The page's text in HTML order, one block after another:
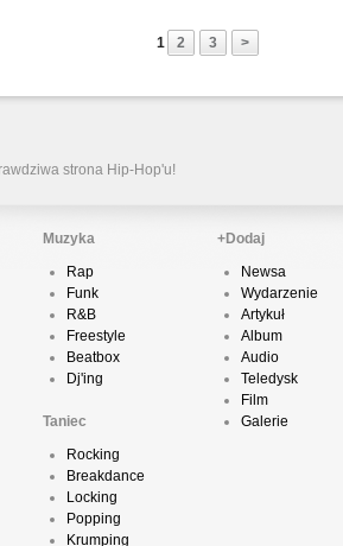
1 2 3 >
strona Hip-Hop'u!
Muzyka
Rap
Funk
R&B
Freestyle
Beatbox
Dj'ing
Taniec
Rocking
Breakdance
Locking
Popping
Krumping
+Dodaj
Newsa
Wydarzenie
Artykuł
Album
Audio
Teledysk
Film
Galerie